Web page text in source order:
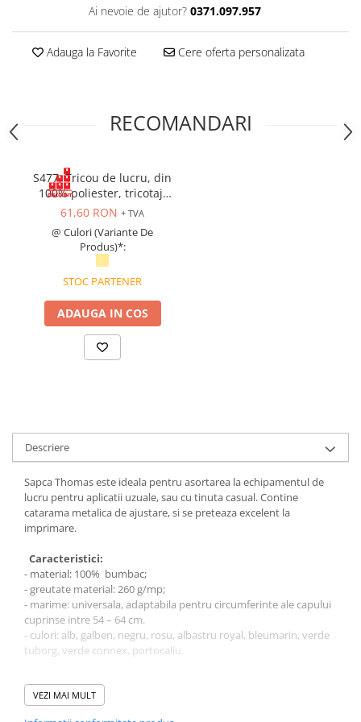
Cagule | Capisoane Ignifuge
Jachete| Bluze Ignifuge
Sorturi ignifuge
ÎNCĂLȚĂMINTE
Pantofi outdoor
Pantofi de lucru O1
Pantofi de lucru O2
Pantofi de protecție S1
Pantofi de protecție S1P
Pantofi de protecție S2
Pantofi de protecție S3
Bocanci de protecție OB
Bocanci de lucru O2
Bocanci de protecție S1
Bocanci de protecție S1P
Bocanci de protecție S2
Cizme
Cizme outdoor
Cizme de lucru OB
Cizme de lucru O4/O5
Cizme de protecție S3
Cizme de protecție S5
Ai nevoie de ajutor? 0371.097.957
Adauga la Favorite Cere oferta personalizata
RECOMANDARI
S477, Tricou de lucru, din
100% poliester, tricotaj,
175 g/mp
61,60 RON + TVA
@ Culori (Variante De
Produs)*:
STOC PARTENER
ADAUGA IN COS
Descriere
Sapca Thomas este ideala pentru asortarea la echipamentul de
lucru pentru aplicatii uzuale, sau cu tinuta casual. Contine
catarama metalica de ajustare, si se preteaza excelent la
imprimare.
Caracteristici:
- material: 100% bumbac;
- greutate material: 260 g/mp;
- marime: universala, adaptabila pentru circumferinte ale capului
cuprinse intre 54 – 64 cm.
- culori: alb, galben, negru, rosu, albastru royal, bleumarin, verde
tuborg, verde connex, portocaliu.
Instructiuni de curatare:
- spalare cu apa calda si sapun;
VEZI MAI MULT